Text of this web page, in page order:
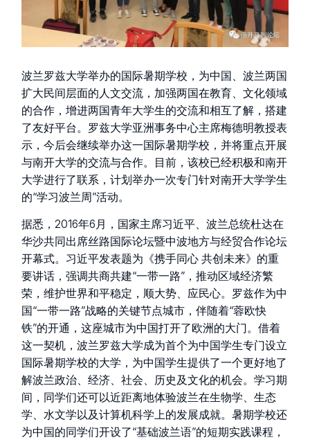
波兰罗兹大学举办的国际暑期学校，为中国、波兰两国
扩大民间层面的人文交流，加强两国在教育、文化领域
的合作，增进两国青年大学生的交流和相互了解，搭建
了友好平台。罗兹大学亚洲事务中心主席梅德明教授表
示，今后会继续举办这一国际暑期学校，并将重点开展
与南开大学的交流与合作。目前，该校已经积极和南开
大学进行了联系，计划举办一次专门针对南开大学学生
的“学习波兰周”活动。
据悉，2016年6月，国家主席习近平、波兰总统杜达在
华沙共同出席丝路国际论坛暨中波地方与经贸合作论坛
开幕式。习近平发表题为《携手同心 共创未来》的重
要讲话，强调共商共建“一带一路”，推动区域经济繁
荣，维护世界和平稳定，顺大势、应民心。罗兹作为中
国“一带一路”战略的关键节点城市，伴随着“蓉欧快
铁”的开通，这座城市为中国打开了欧洲的大门。借着
这一契机，波兰罗兹大学成为首个为中国学生专门设立
国际暑期学校的大学，为中国学生提供了一个更好地了
解波兰政治、经济、社会、历史及文化的机会。学习期
间，同学们还可以近距离地体验波兰在生物学、生态
学、水文学以及计算机科学上的发展成就。暑期学校还
为中国的同学们开设了“基础波兰语”的短期实践课程，